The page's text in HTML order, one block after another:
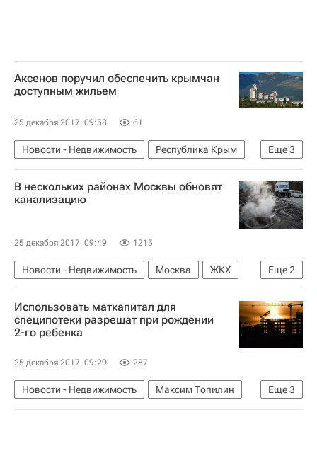
Аксенов поручил обеспечить крымчан
доступным жильем
25 декабря 2017, 09:58 61
Еще3
Новости - Недвижимость
Республика Крым
Сергей Аксенов (политик)
Жилье Россия
В нескольких районах Москвы обновят
канализацию
25 декабря 2017, 09:49 1215
Еще2
Новости - Недвижимость Москва
ЖКХ
Инфраструктура
Россия
Использовать маткапитал для
специпотеки разрешат при рождении
2-го ребенка
25 декабря 2017, 09:29 287
Еще3
Новости - Недвижимость
Максим Топилин
Жилье
Ипотека Россия